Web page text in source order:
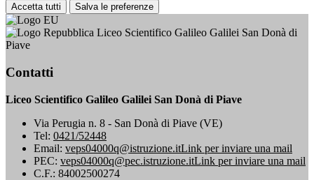
Accetta tutti Salva le preferenze
Liceo Scientifico Galileo Galilei San Donà di
Piave
Contatti
Liceo Scientifico Galileo Galilei San Donà di Piave
Via Perugia n. 8 - San Donà di Piave (VE)
Tel: 0421/52448
Email: veps04000q@istruzione.itLink per inviare una mail
PEC: veps04000q@pec.istruzione.itLink per inviare una mail
C.F.: 84002500274